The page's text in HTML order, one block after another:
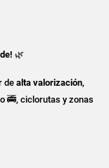
🌿
de alta valorización,
🚎, ciclorutas y zonas